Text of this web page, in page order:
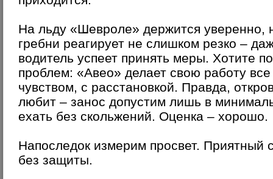
На льду «Шевроле» держится уверенно,
гребни реагирует не слишком резко –
водитель успеет принять меры. Хотите
проблем: «Авео» делает свою работу
чувством, с расстановкой. Правда,
любит – занос допустим лишь в
ехать без скольжений. Оценка – хорошо.
Напоследок измерим просвет. Приятный
без защиты.